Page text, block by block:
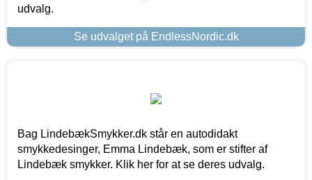
udvalg.
Se udvalget på EndlessNordic.dk
Bag LindebækSmykker.dk står en autodidakt
smykkedesinger, Emma Lindebæk, som er stifter af
Lindebæk smykker. Klik her for at se deres udvalg.